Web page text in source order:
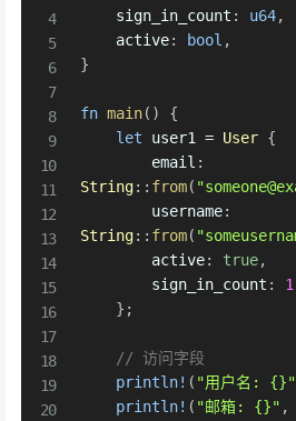
    sign_in_count
: u64,
    active
: bool ,
}
fn main( )
{
let user1 = User {
        email
:
String:: from(
        username
:
String:: from(
        active
: true,
        sign_in_count
: 1
} ;
// 访问字段
println! ( "用户名: {}"
println! ( "邮箱: {}" ,